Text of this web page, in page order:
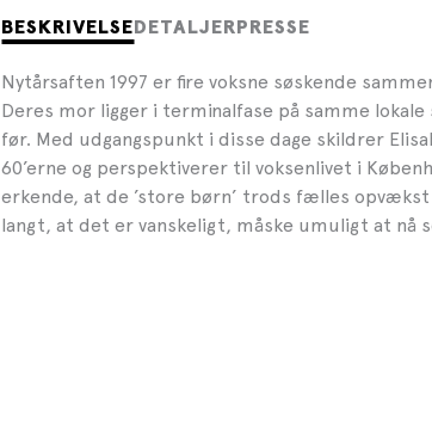
BESKRIVELSE DETALJER PRESSE
Nytårsaften 1997 er fire voksne søskende
Deres mor ligger i terminalfase på samme
før. Med udgangspunkt i disse dage skildrer
60’erne og perspektiverer til voksenlivet i
erkende, at de ’store børn’ trods fælles opvækst
langt, at det er vanskeligt, måske umuligt at nå